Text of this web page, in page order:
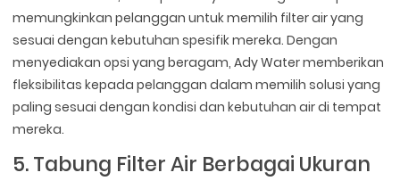
memungkinkan pelanggan untuk memilih filter air yang
sesuai dengan kebutuhan spesifik mereka. Dengan
menyediakan opsi yang beragam, Ady Water memberikan
fleksibilitas kepada pelanggan dalam memilih solusi yang
paling sesuai dengan kondisi dan kebutuhan air di tempat
mereka.
5. Tabung Filter Air Berbagai Ukuran